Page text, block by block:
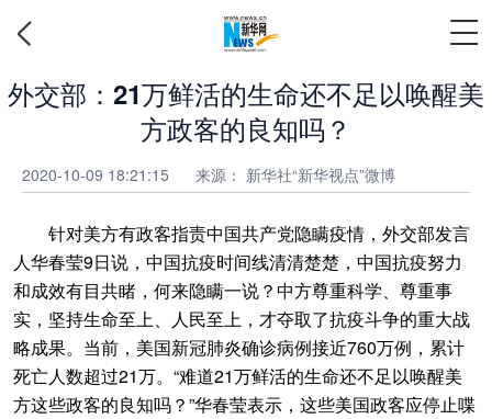
外交部：21万鲜活的生命还不足以唤醒美
方政客的良知吗？
2020-10-09 18:21:15 来源： 新华社“新华视点”微博
针对美方有政客指责中国共产党隐瞒疫情，外交部发言
人华春莹9日说，中国抗疫时间线清清楚楚，中国抗疫努力
和成效有目共睹，何来隐瞒一说？中方尊重科学、尊重事
实，坚持生命至上、人民至上，才夺取了抗疫斗争的重大战
略成果。当前，美国新冠肺炎确诊病例接近760万例，累计
死亡人数超过21万。“难道21万鲜活的生命还不足以唤醒美
方这些政客的良知吗？”华春莹表示，这些美国政客应停止喋